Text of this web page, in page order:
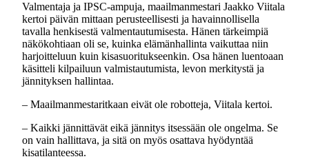
Valmentaja ja IPSC-ampuja, maailmanmestari Jaakko Viitala
kertoi päivän mittaan perusteellisesti ja havainnollisella
tavalla henkisestä valmentautumisesta. Hänen tärkeimpiä
näkökohtiaan oli se, kuinka elämänhallinta vaikuttaa niin
harjoitteluun kuin kisasuoritukseenkin. Osa hänen luentoaan
käsitteli kilpailuun valmistautumista, levon merkitystä ja
jännityksen hallintaa.
– Maailmanmestaritkaan eivät ole robotteja, Viitala kertoi.
– Kaikki jännittävät eikä jännitys itsessään ole ongelma. Se
on vain hallittava, ja sitä on myös osattava hyödyntää
kisatilanteessa.